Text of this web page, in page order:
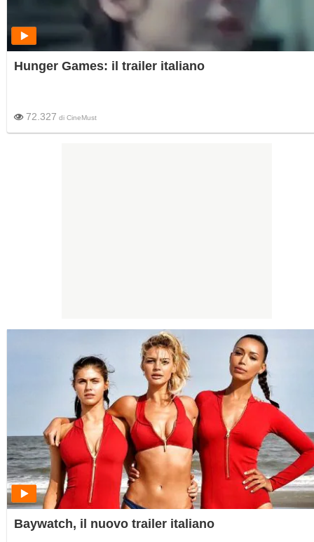
Hunger Games: il trailer italiano
72.327 di CineMust
Baywatch, il nuovo trailer italiano